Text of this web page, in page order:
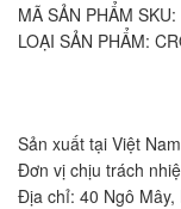
MÃ SẢN PHẨM SKU:
LOẠI SẢN PHẨM:
Sản xuất tại Việt
Đơn vị chịu trách
Địa chỉ: 40 Ngô